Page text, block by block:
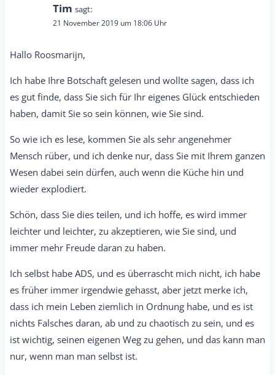
Tim sagt:
21 November 2019 um 18:06 Uhr
Hallo Roosmarijn,
Ich habe Ihre Botschaft gelesen und wollte sagen, dass ich
es gut finde, dass Sie sich für Ihr eigenes Glück entschieden
haben, damit Sie so sein können, wie Sie sind.
So wie ich es lese, kommen Sie als sehr angenehmer
Mensch rüber, und ich denke nur, dass Sie mit Ihrem ganzen
Wesen dabei sein dürfen, auch wenn die Küche hin und
wieder explodiert.
Schön, dass Sie dies teilen, und ich hoffe, es wird immer
leichter und leichter, zu akzeptieren, wie Sie sind, und
immer mehr Freude daran zu haben.
Ich selbst habe ADS, und es überrascht mich nicht, ich habe
es früher immer irgendwie gehasst, aber jetzt merke ich,
dass ich mein Leben ziemlich in Ordnung habe, und es ist
nichts Falsches daran, ab und zu chaotisch zu sein, und es
ist wichtig, seinen eigenen Weg zu gehen, und das kann man
nur, wenn man man selbst ist.